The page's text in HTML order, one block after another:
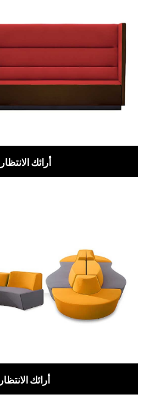
LOTA أرائك الانتظار
RELO أرائك الانتظار